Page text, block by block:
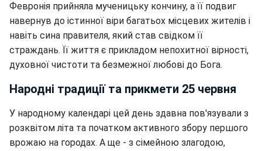
Февронія прийняла мученицьку кончину, а її подвиг
навернув до істинної віри багатьох місцевих жителів і
навіть сина правителя, який став свідком її
страждань. Її життя є прикладом непохитної вірності,
духовної чистоти та безмежної любові до Бога.
Народні традиції та прикмети 25 червня
У народному календарі цей день здавна пов'язували з
розквітом літа та початком активного збору першого
врожаю на городах. А ще - з сімейною злагодою,